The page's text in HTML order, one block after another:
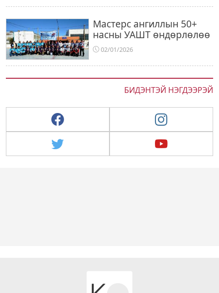
Мастерс ангиллын 50+
насны УАШТ өндөрлөлөө
02/01/2026
БИДЭНТЭЙ НЭГДЭЭРЭЙ